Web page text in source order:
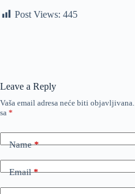
Post Views: 445
Leave a Reply
Vaša email adresa neće biti objavljivana.
sa *
Name*
Email*